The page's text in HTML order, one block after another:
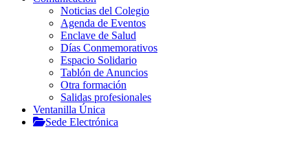
Noticias del Colegio
Agenda de Eventos
Enclave de Salud
Días Conmemorativos
Espacio Solidario
Tablón de Anuncios
Otra formación
Salidas profesionales
Ventanilla Única
Sede Electrónica